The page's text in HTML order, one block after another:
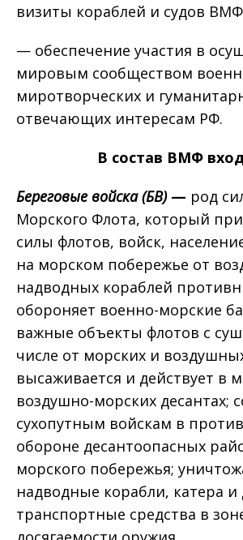
визиты кораблей и судов
— обеспечение участия в
мировым сообществом
миротворческих и
отвечающих интересам РФ.
В состав ВМФ
Береговые войска (БВ)— род
Морского Флота, который
силы флотов, войск,
на морском побережье от
надводных кораблей
обороняет военно-морские
важные объекты флотов с
числе от морских и
высаживается и действует в
воздушно-морских десантах;
сухопутным войскам в
обороне десантоопасных
морского побережья;
надводные корабли, катера и
транспортные средства в